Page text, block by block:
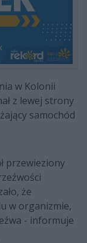
w Kolonii
z lewej strony
samochód
przewieziony
że
w organizmie,
- informuje